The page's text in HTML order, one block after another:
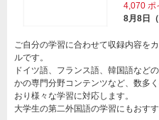
4,070 ポ
8月8日（
ご自分の学習に合わせて収録内容を
ルです。
ドイツ語、フランス語、韓国語など
かの専門分野コンテンツなど、数多
おり様々な学習に対応します。
大学生の第二外国語の学習にもおすす